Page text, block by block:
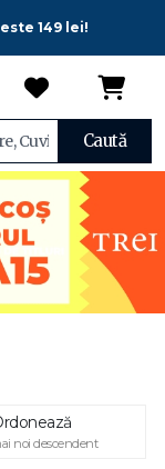
149 lei!
Caută
noi descendent